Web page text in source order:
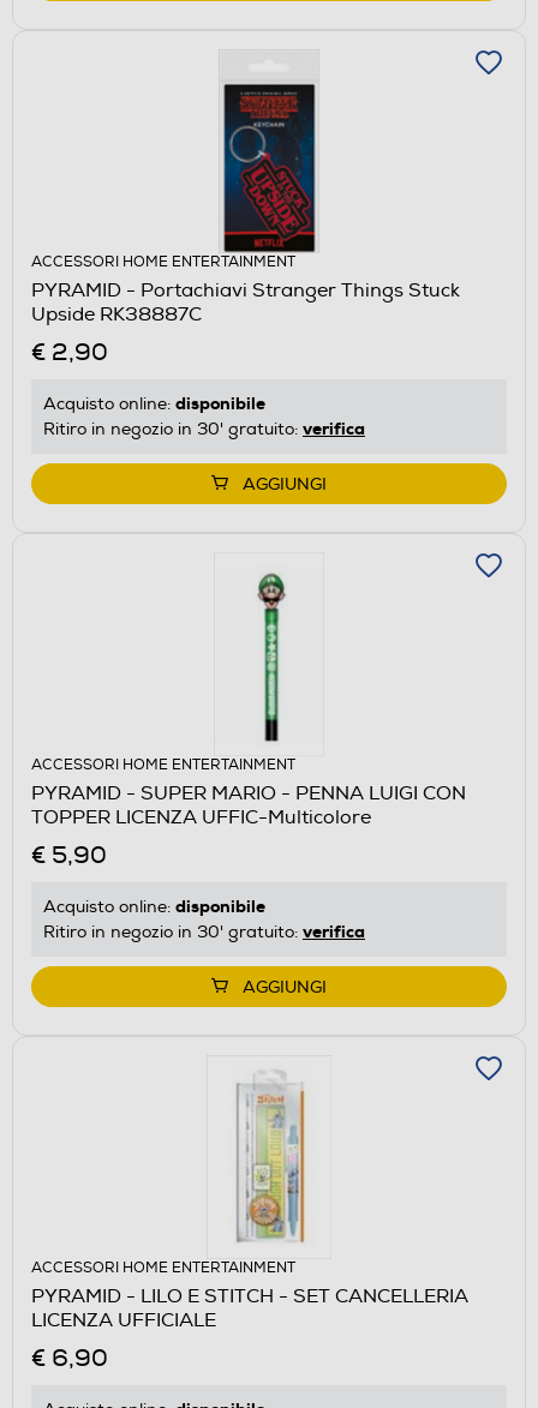
ACCESSORI HOME ENTERTAINMENT
PYRAMID - Portachiavi Stranger Things Stuck
Upside RK38887C
€ 2,90
Acquisto online: disponibile
Ritiro in negozio in 30' gratuito: verifica
AGGIUNGI
ACCESSORI HOME ENTERTAINMENT
PYRAMID - SUPER MARIO - PENNA LUIGI CON
TOPPER LICENZA UFFIC-Multicolore
€ 5,90
Acquisto online: disponibile
Ritiro in negozio in 30' gratuito: verifica
AGGIUNGI
ACCESSORI HOME ENTERTAINMENT
PYRAMID - LILO E STITCH - SET CANCELLERIA
LICENZA UFFICIALE
€ 6,90